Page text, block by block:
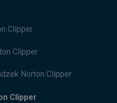
Clipper
Clipper
Norton Clipper
Clipper